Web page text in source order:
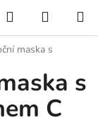
Hledat
KOŠÍK
maska s
s
C